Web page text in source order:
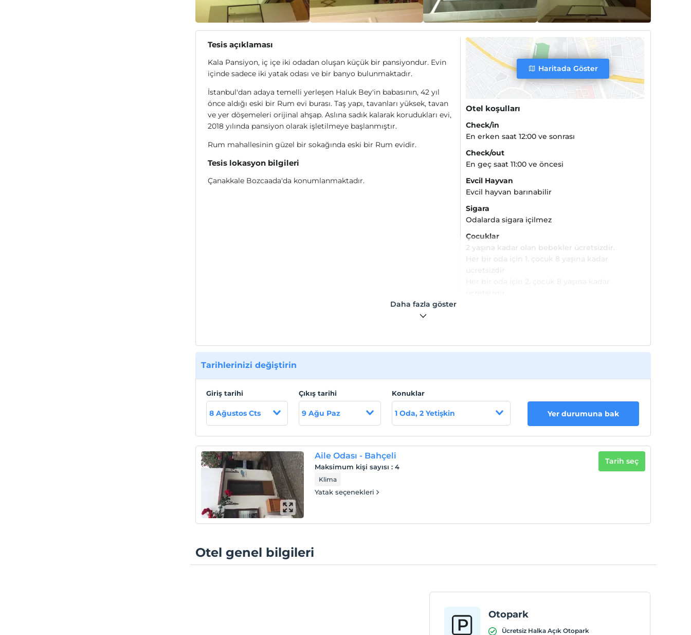
Tesis açıklaması
Kala Pansiyon, iç içe iki odadan oluşan küçük bir pansiyondur. Evin
içinde sadece iki yatak odası ve bir banyo bulunmaktadır.
İstanbul'dan adaya temelli yerleşen Haluk Bey'in babasının, 42 yıl
önce aldığı eski bir Rum evi burası. Taş yapı, tavanları yüksek, tavan
ve yer döşemeleri orijinal ahşap. Aslına sadık kalarak korudukları evi,
2018 yılında pansiyon olarak işletilmeye başlanmıştır.
Rum mahallesinin güzel bir sokağında eski bir Rum evidir.
Tesis lokasyon bilgileri
Çanakkale Bozcaada'da konumlanmaktadır.
Haritada Göster
Otel koşulları
Check/in
En erken saat 12:00 ve sonrası
Check/out
En geç saat 11:00 ve öncesi
Evcil Hayvan
Evcil hayvan barınabilir
Sigara
Odalarda sigara içilmez
Çocuklar
2 yaşına kadar olan bebekler ücretsizdir.
Her bir oda için 1. çocuk 8 yaşına kadar
ücretsizdir
Daha fazla göster
Tarihlerinizi değiştirin
Giriş tarihi
8 Ağustos Cts
Çıkış tarihi
9 Ağu Paz
Konuklar
1 Oda, 2 Yetişkin Yer durumuna bak
Aile Odası - Bahçeli
Maksimum kişi sayısı :4
Klima
Yatak seçenekleri
Tarih seç
Otel genel bilgileri
Otopark
Ücretsiz Halka Açık Otopark